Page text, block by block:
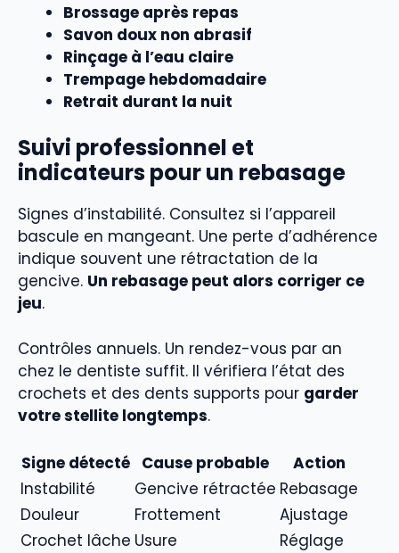
Brossage après repas
Savon doux non abrasif
Rinçage à l’eau claire
Trempage hebdomadaire
Retrait durant la nuit
Suivi professionnel et
indicateurs pour un rebasage
Signes d’instabilité. Consultez si l’appareil
bascule en mangeant. Une perte d’adhérence
indique souvent une rétractation de la
gencive. Un rebasage peut alors corriger ce
jeu.
Contrôles annuels. Un rendez-vous par an
chez le dentiste suffit. Il vérifiera l’état des
crochets et des dents supports pour garder
votre stellite longtemps.
Signe détecté Cause probable
Action
Instabilité
Gencive rétractée Rebasage
Douleur
Frottement
Ajustage
Crochet lâche Usure
Réglage